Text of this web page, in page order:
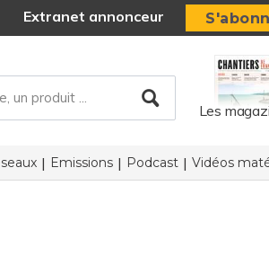
Extranet annonceur
Les
Emissions Podcast Vidéos